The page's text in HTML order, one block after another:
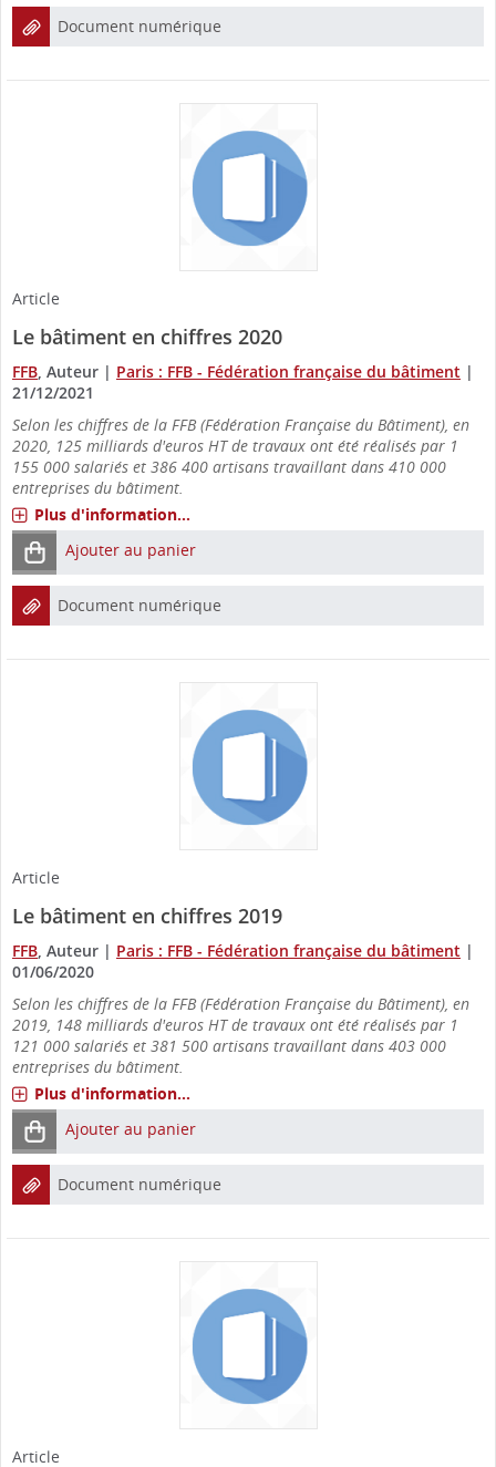
Document numérique
Article
Le bâtiment en chiffres 2020
FFB , Auteur | Paris : FFB - Fédération française du bâtiment |
21/12/2021
Selon les chiffres de la FFB (Fédération Française du Bâtiment), en
2020, 125 milliards d'euros HT de travaux ont été réalisés par 1
155 000 salariés et 386 400 artisans travaillant dans 410 000
entreprises du bâtiment.
Plus d'information...
Ajouter au panier
Document numérique
Article
Le bâtiment en chiffres 2019
FFB , Auteur | Paris : FFB - Fédération française du bâtiment |
01/06/2020
Selon les chiffres de la FFB (Fédération Française du Bâtiment), en
2019, 148 milliards d'euros HT de travaux ont été réalisés par 1
121 000 salariés et 381 500 artisans travaillant dans 403 000
entreprises du bâtiment.
Plus d'information...
Ajouter au panier
Document numérique
Article